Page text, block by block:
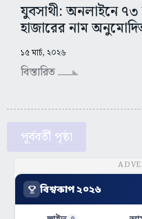
যুবসাথী: অনলাইনে
হাজারের নাম
১৫ মার্চ, ২০২৬
বিস্তারিত
পূর্ববর্তী পৃষ্ঠা